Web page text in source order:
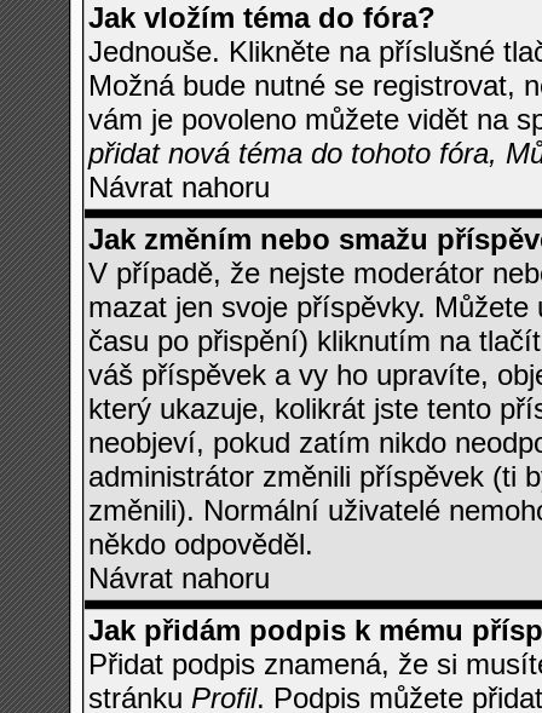
Jak vložím téma do fóra?
Jednouše. Klikněte na příslušné
Možná bude nutné se registrovat,
vám je povoleno můžete vidět na
přidat nová téma do tohoto fóra,
Návrat nahoru
Jak změním nebo smažu
V případě, že nejste moderátor
mazat jen svoje příspěvky.
času po přispění) kliknutím na
váš příspěvek a vy ho upravíte,
který ukazuje, kolikrát jste tento
neobjeví, pokud zatím nikdo
administrátor změnili příspěvek (ti
změnili). Normální uživatelé
někdo odpověděl.
Návrat nahoru
Jak přidám podpis k mému
Přidat podpis znamená, že si
stránku Profil. Podpis můžete